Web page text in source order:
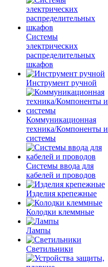
Системы
электрических
распределительных
шкафов
Инструмент ручной
Коммуникационная
техника/Компоненты и
системы
Системы ввода для
кабелей и проводов
Изделия крепежные
Колодки клеммные
Лампы
Светильники